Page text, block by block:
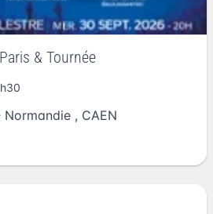
& Tournée
Normandie , CAEN